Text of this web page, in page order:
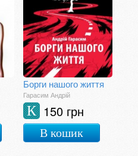
Борги нашого життя
Гарасим Андрій
150 грн
К
В кошик